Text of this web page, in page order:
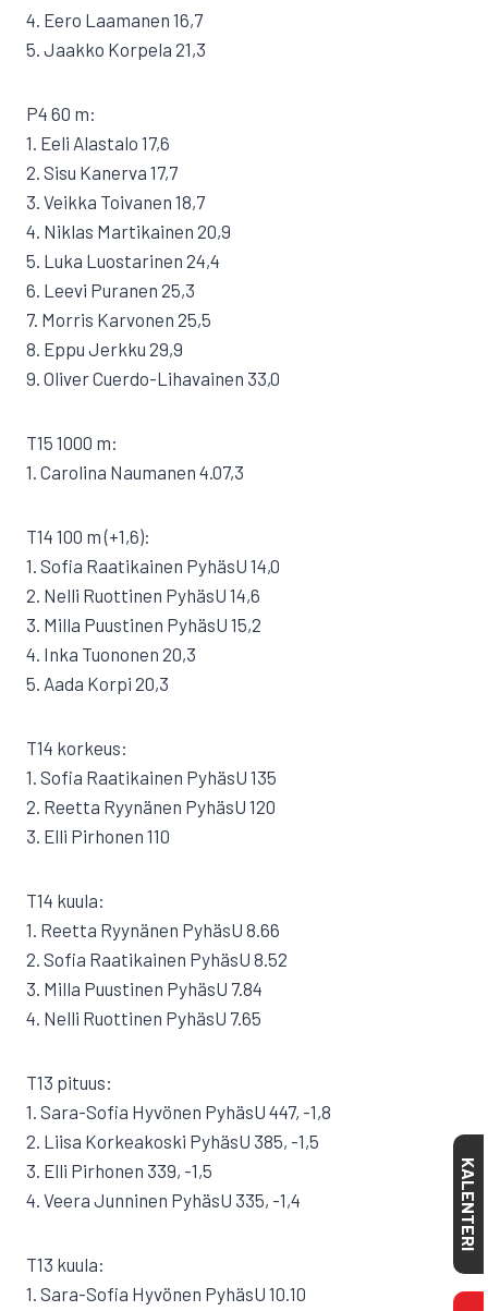
4. Eero Laamanen 16,7
5. Jaakko Korpela 21,3
P4 60 m:
1. Eeli Alastalo 17,6
2. Sisu Kanerva 17,7
3. Veikka Toivanen 18,7
4. Niklas Martikainen 20,9
5. Luka Luostarinen 24,4
6. Leevi Puranen 25,3
7. Morris Karvonen 25,5
8. Eppu Jerkku 29,9
9. Oliver Cuerdo-Lihavainen 33,0
T15 1000 m:
1. Carolina Naumanen 4.07,3
T14 100 m (+1,6):
1. Sofia Raatikainen PyhäsU 14,0
2. Nelli Ruottinen PyhäsU 14,6
3. Milla Puustinen PyhäsU 15,2
4. Inka Tuononen 20,3
5. Aada Korpi 20,3
T14 korkeus:
1. Sofia Raatikainen PyhäsU 135
2. Reetta Ryynänen PyhäsU 120
3. Elli Pirhonen 110
T14 kuula:
1. Reetta Ryynänen PyhäsU 8.66
2. Sofia Raatikainen PyhäsU 8.52
3. Milla Puustinen PyhäsU 7.84
4. Nelli Ruottinen PyhäsU 7.65
T13 pituus:
1. Sara-Sofia Hyvönen PyhäsU 447, -1,8
2. Liisa Korkeakoski PyhäsU 385, -1,5
3. Elli Pirhonen 339, -1,5
4. Veera Junninen PyhäsU 335, -1,4
T13 kuula:
1. Sara-Sofia Hyvönen PyhäsU 10.10
KALENTERI